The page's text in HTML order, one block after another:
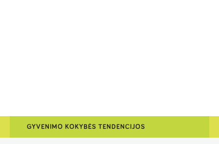
GYVENIMO KOKYBĖS TENDENCIJOS